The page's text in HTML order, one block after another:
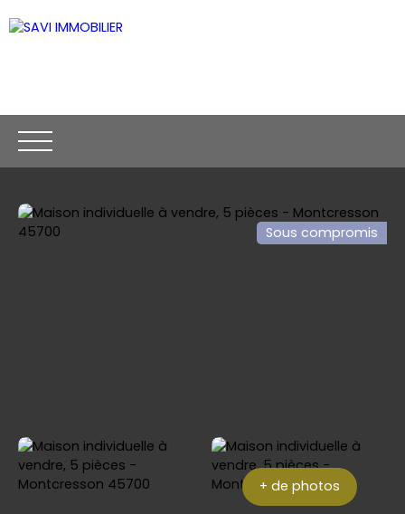
VENDRE CONTACT
Sous compromis
+ de photos